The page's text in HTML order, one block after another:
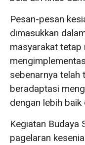
Pesan-pesan
dimasukkan
masyarakat
sebenarnya telah
beradaptasi
dengan lebih baik
Kegiatan Budaya
pagelaran